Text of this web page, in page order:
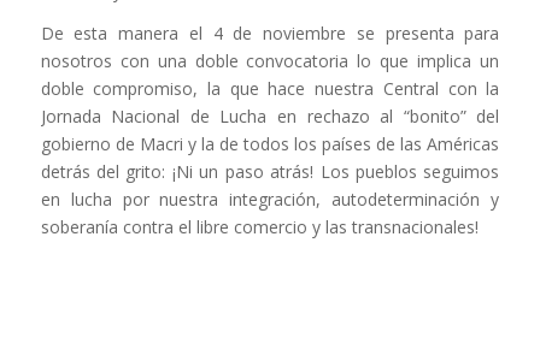
De esta manera el 4 de noviembre se presenta para
nosotros con una doble convocatoria lo que implica un
doble compromiso, la que hace nuestra Central con la
Jornada Nacional de Lucha en rechazo al “bonito” del
gobierno de Macri y la de todos los países de las Américas
detrás del grito: ¡Ni un paso atrás! Los pueblos seguimos
en lucha por nuestra integración, autodeterminación y
soberanía contra el libre comercio y las transnacionales!